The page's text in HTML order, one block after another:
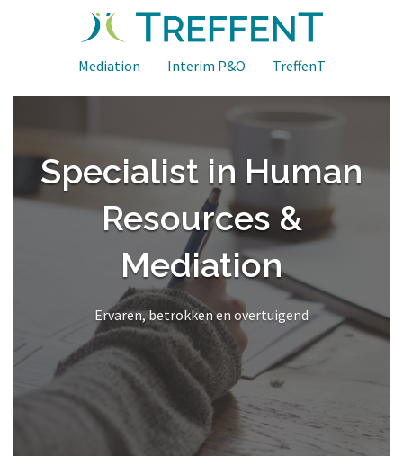
Mediation Interim P&O TreffenT
Specialist in Human
Resources &
Mediation
Ervaren, betrokken en overtuigend